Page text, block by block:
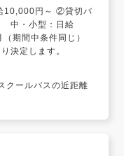
10,000円～ ②貸切バ
中・小型：日給
間中条件同じ）
決定します。
ールバスの近距離